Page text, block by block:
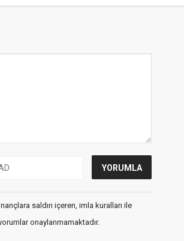
saldırı içeren, imla kuralları ile
onaylanmamaktadır.